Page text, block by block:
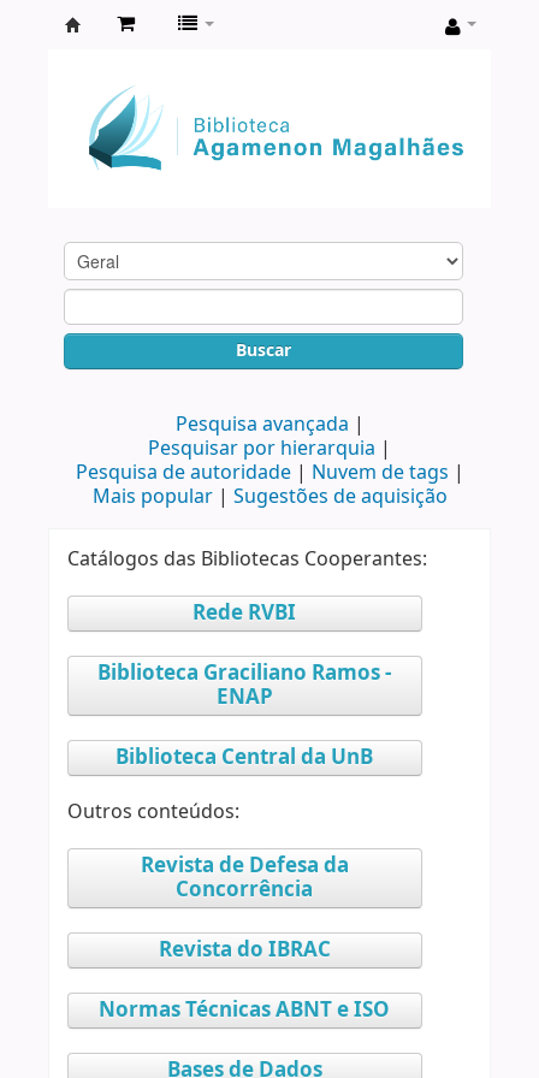
Agamenon
Magalhães
Buscar
Pesquisa avançada
Pesquisar por hierarquia
Pesquisa de autoridade
Nuvem de tags
Mais popular
Sugestões de aquisição
Catálogos das Bibliotecas Cooperantes:
Rede RVBI
Biblioteca Graciliano Ramos -
ENAP
Biblioteca Central da UnB
Outros conteúdos:
Revista de Defesa da
Concorrência
Revista do IBRAC
Normas Técnicas ABNT e ISO
Bases de Dados